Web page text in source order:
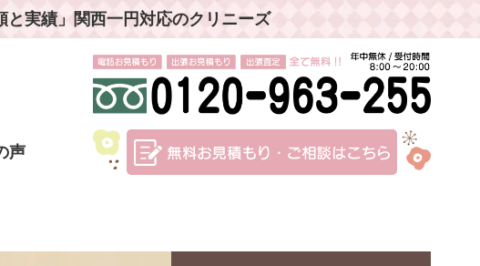
と実績」関西一円対応のクリニーズ
声